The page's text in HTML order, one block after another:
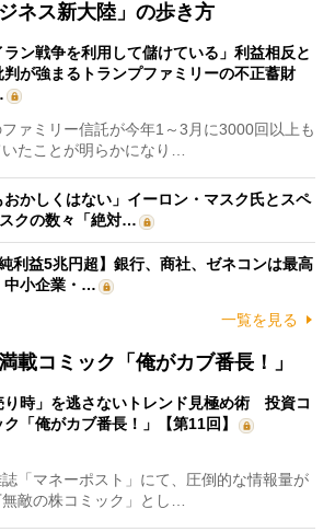
ネス新大陸」の歩き方
ラン戦争を利用して儲けている」利益相反と
判が強まるトランプファミリーの不正蓄財
ァミリー信託が今年1～3月に3000回以上も
たことが明らかになり…
おかしくはない」イーロン・マスク氏とスペ
クの数々「絶対…
利益5兆円超】銀行、商社、ゼネコンは最高
中小企業・…
一覧を見る
載コミック「俺がカブ番長！」
り時」を逃さないトレンド見極め術 投資コ
ク「俺がカブ番長！」【第11回】
「マネーポスト」にて、圧倒的な情報量が
敵の株コミック」とし…